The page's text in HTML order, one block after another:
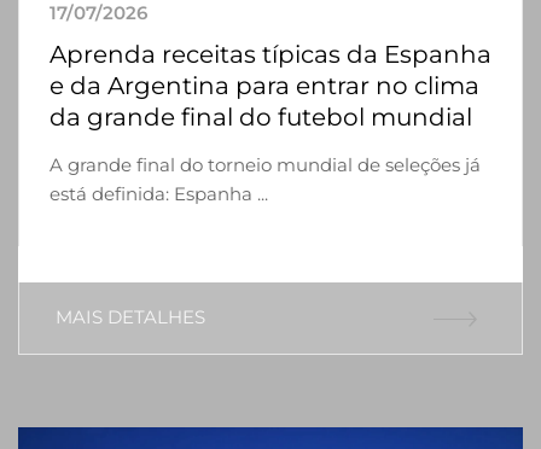
17/07/2026
Aprenda receitas típicas da Espanha
e da Argentina para entrar no clima
da grande final do futebol mundial
A grande final do torneio mundial de seleções já
está definida: Espanha ...
MAIS DETALHES